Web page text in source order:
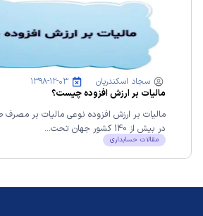
سجاد اسکندریان
۱۳۹۸-۱۲-۰۳
مالیات بر ارزش افزوده چیست؟
مالیات بر ارزش افزوده نوعی مالیات بر
در بیش از 140 کشور جهان تحت...
مقالات حسابداری